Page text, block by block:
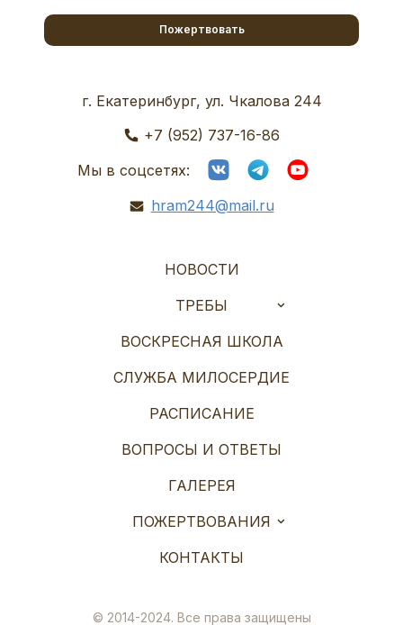
Пожертвовать
г. Екатеринбург, ул. Чкалова 244
+7 (952) 737-16-86
Мы в соцсетях:
hram244@mail.ru
НОВОСТИ
ТРЕБЫ
ВОСКРЕСНАЯ ШКОЛА
СЛУЖБА МИЛОСЕРДИЕ
РАСПИСАНИЕ
ВОПРОСЫ И ОТВЕТЫ
ГАЛЕРЕЯ
ПОЖЕРТВОВАНИЯ
КОНТАКТЫ
© 2014-2024. Все права защищены